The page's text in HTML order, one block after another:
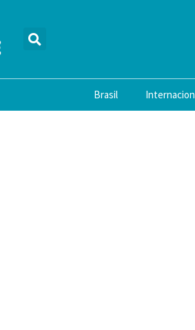
Brasil